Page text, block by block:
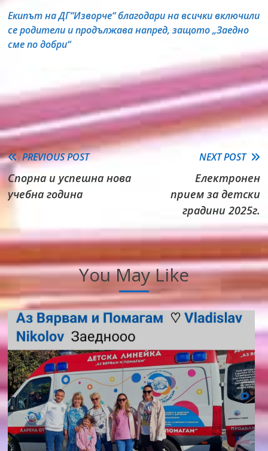
Екипът на ДГ“Изворче“ благодари на всички включили
се родители и продължава напред, защото „Заедно
сме по добри“
Read
more
articles
PREVIOUS POST
Спорна и успешна нова
учебна година
NEXT POST
Електронен
прием за детски
градини 2025г.
You May Like